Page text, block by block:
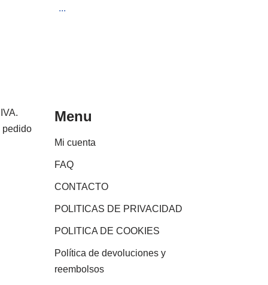
...
pedido
Menu
Mi cuenta
FAQ
CONTACTO
POLITICAS DE PRIVACIDAD
POLITICA DE COOKIES
Política de devoluciones y
reembolsos